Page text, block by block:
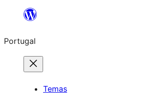
Saltar
o
conteúdo
Portugal
Temas